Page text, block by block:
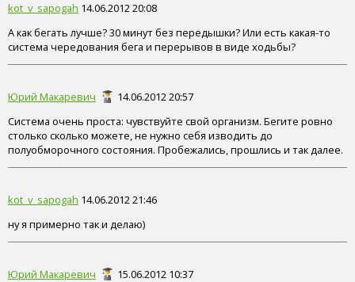
kot_v_sapogah 14.06.2012 20:08
А как бегать лучше? 30 минут без передышки? Или есть какая-то
система чередования бега и перерывов в виде ходьбы?
Юрий Макаревич
14.06.2012 20:57
Система очень проста: чувствуйте свой организм. Бегите ровно
столько сколько можете, не нужно себя изводить до
полуобморочного состояния. Пробежались, прошлись и так далее.
kot_v_sapogah 14.06.2012 21:46
ну я примерно так и делаю)
Юрий Макаревич
15.06.2012 10:37